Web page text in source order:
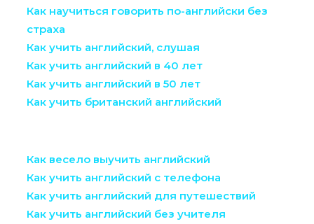
Как научиться говорить по-английски без
страха
Как учить английский, слушая
Как учить английский в 40 лет
Как учить английский в 50 лет
Как учить британский английский
Как весело выучить английский
Как учить английский с телефона
Как учить английский для путешествий
Как учить английский без учителя